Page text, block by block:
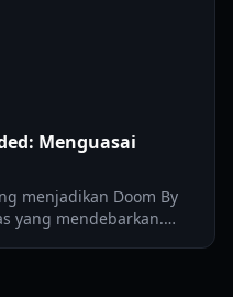
Menguasai
menjadikan Doom By
yang mendebarkan.